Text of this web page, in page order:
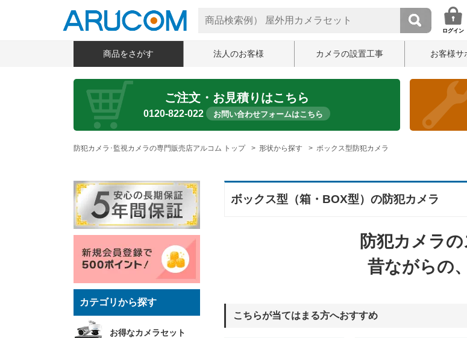
ログイン
商品をさがす 法人のお客様 カメラの設置工事 お客様サ
ご注文・お見積りはこちら
0120-822-022 お問い合わせフォームはこちら
防犯カメラ･監視カメラの専門販売店アルコム トップ 形状から探す ボックス型防犯カメラ
カテゴリから探す
お得なカメラセット
ボックス型（箱・BOX型）の防犯カメラ
防犯カメラ
昔ながらの
こちらが当てはまる方へおすすめ